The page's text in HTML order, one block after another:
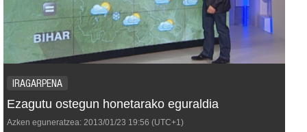
IRAGARPENA
Ezagutu ostegun honetarako eguraldia
Azken eguneratzea: 2013/01/23 19:56 (UTC+1)